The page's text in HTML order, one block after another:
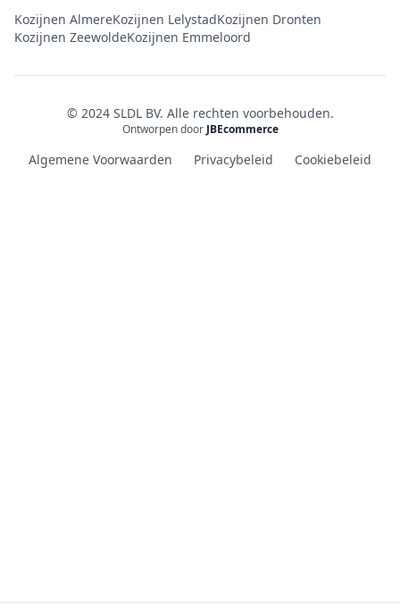
Kozijnen AlmereKozijnen LelystadKozijnen Dronten
Kozijnen ZeewoldeKozijnen Emmeloord
© 2024 SLDL BV. Alle rechten voorbehouden.
Ontworpen door JBEcommerce
Algemene Voorwaarden Privacybeleid Cookiebeleid